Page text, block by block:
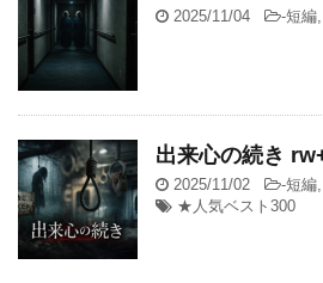
2025/11/04 -短編,
出来心の続き
2025/11/02 -短編,
★人気ベスト300